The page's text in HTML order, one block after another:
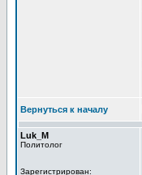
Вернуться к началу
Luk_M
Политолог
Зарегистрирован: